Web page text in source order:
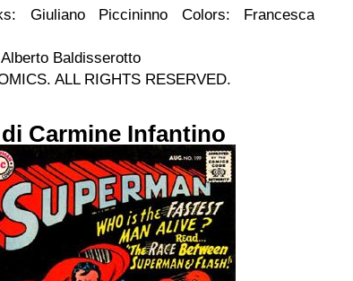
Giuliano Piccininno Colors: Francesca
Baldisserotto
ALL RIGHTS RESERVED.
Carmine Infantino